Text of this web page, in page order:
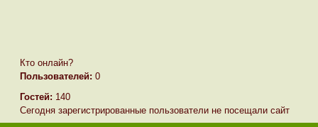
Кто онлайн?
Пользователей: 0
Гостей: 140
Сегодня зарегистрированные пользователи не посещали сайт